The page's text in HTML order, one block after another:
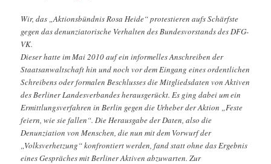
Wir, das „Aktionsbündnis Rosa Heide“ protestieren aufs Schärfste
gegen das denunziatorische Verhalten des Bundesvorstands des DFG-
VK.
Dieser hatte im Mai 2010 auf ein informelles Anschreiben der
Staatsanwaltschaft hin und noch vor dem Eingang eines ordentlichen
Schreibens oder formalen Beschlusses die Mitgliedsdaten von Aktiven
des Berliner Landesverbandes herausgerückt. Es ging dabei um ein
Ermittlungsverfahren in Berlin gegen die Urheber der Aktion „Feste
feiern, wie sie fallen“. Die Herausgabe der Daten, also die
Denunziation von Menschen, die nun mit dem Vorwurf der
„Volksverhetzung“ konfrontiert werden, fand statt ohne das Ergebnis
eines Gespräches mit Berliner Aktiven abzuwarten. Zur